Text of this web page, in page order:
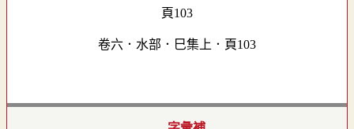
卷六．水部．巳集上．頁103